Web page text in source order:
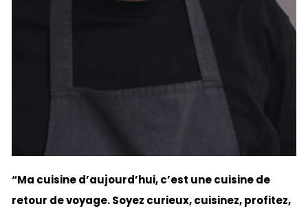
“Ma cuisine d’aujourd’hui, c’est une cuisine de
retour de voyage. Soyez curieux, cuisinez, profitez,